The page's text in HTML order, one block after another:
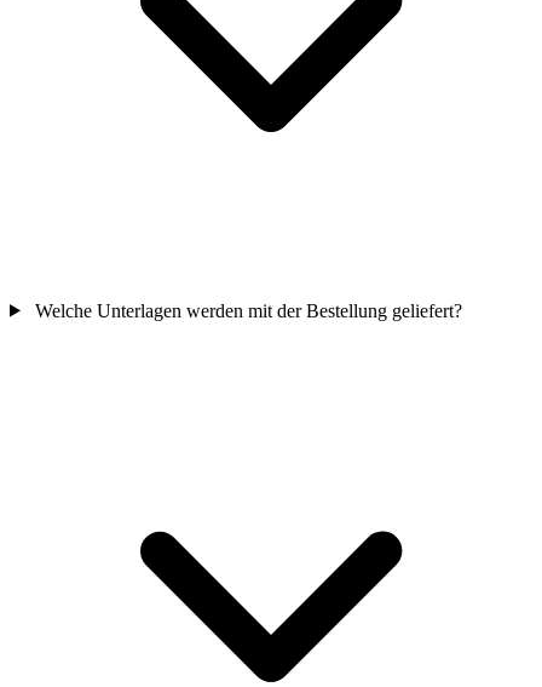
Welche Unterlagen werden mit der Bestellung geliefert?